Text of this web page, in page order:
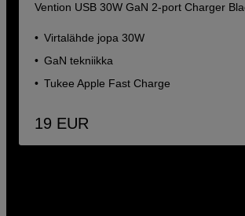
Vention USB 30W GaN 2-port Charger
Virtalähde jopa 30W
GaN tekniikka
Tukee Apple Fast Charge
19 EUR